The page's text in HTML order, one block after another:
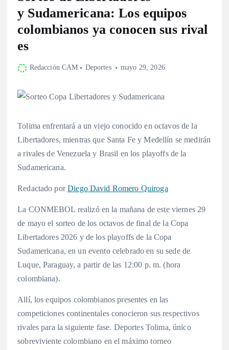
y Sudamericana: Los equipos
colombianos ya conocen sus rival
es
Redacción CAM Deportes mayo 29, 2026
Tolima enfrentará a un viejo conocido en octavos de la
Libertadores, mientras que Santa Fe y Medellín se medirán
a rivales de Venezuela y Brasil en los playoffs de la
Sudamericana.
Redactado por Diego David Romero Quiroga
La CONMEBOL realizó en la mañana de este viernes 29
de mayo el sorteo de los octavos de final de la Copa
Libertadores 2026 y de los playoffs de la Copa
Sudamericana, en un evento celebrado en su sede de
Luque, Paraguay, a partir de las 12:00 p. m. (hora
colombiana).
Allí, los equipos colombianos presentes en las
competiciones continentales conocieron sus respectivos
rivales para la siguiente fase. Deportes Tolima, único
sobreviviente colombiano en el máximo torneo